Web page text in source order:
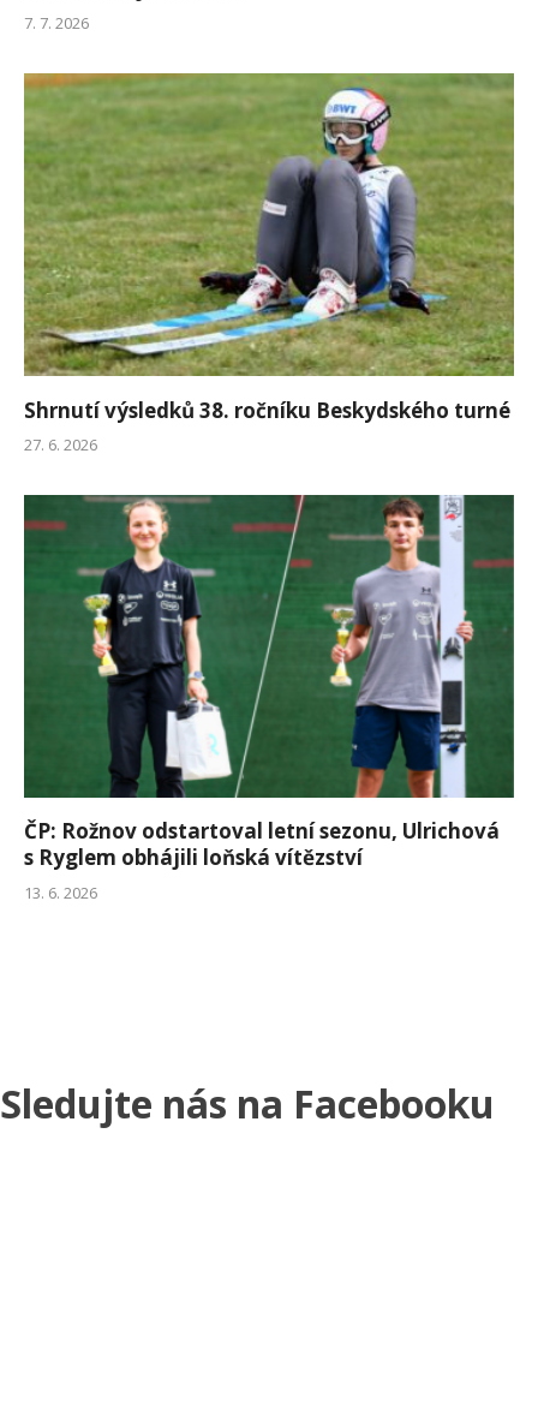
7. 7. 2026
Shrnutí výsledků 38. ročníku Beskydského turné
27. 6. 2026
ČP: Rožnov odstartoval letní sezonu, Ulrichová
s Ryglem obhájili loňská vítězství
13. 6. 2026
Sledujte nás na Facebooku